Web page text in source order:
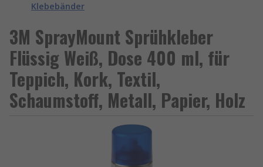
Klebebänder
3M SprayMount Sprühkleber
Flüssig Weiß, Dose 400 ml, für
Teppich, Kork, Textil,
Schaumstoff, Metall, Papier, Holz